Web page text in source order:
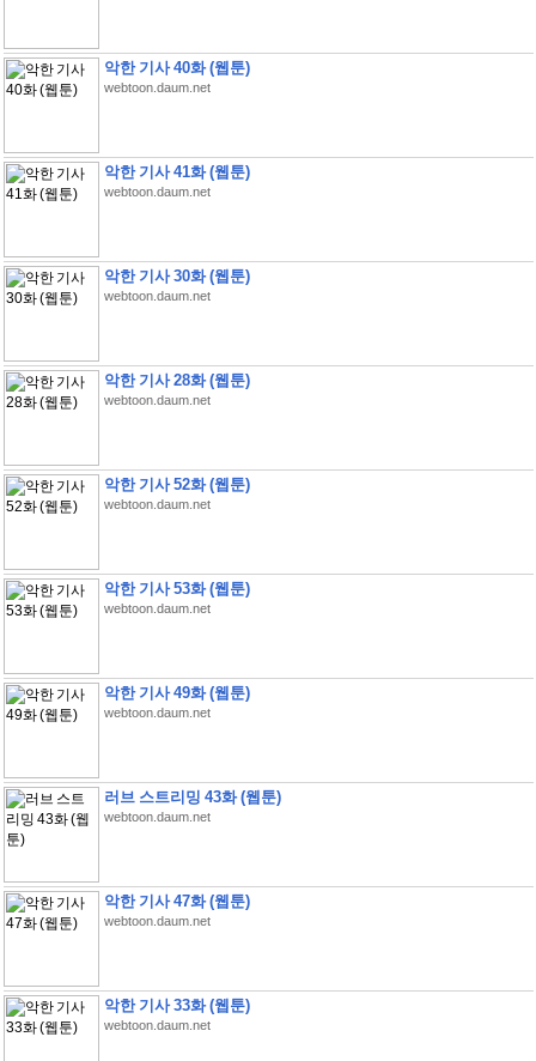
악한 기사 40화 (웹툰)
webtoon.daum.net
악한 기사 41화 (웹툰)
webtoon.daum.net
악한 기사 30화 (웹툰)
webtoon.daum.net
악한 기사 28화 (웹툰)
webtoon.daum.net
악한 기사 52화 (웹툰)
webtoon.daum.net
악한 기사 53화 (웹툰)
webtoon.daum.net
악한 기사 49화 (웹툰)
webtoon.daum.net
러브 스트리밍 43화 (웹툰)
webtoon.daum.net
악한 기사 47화 (웹툰)
webtoon.daum.net
악한 기사 33화 (웹툰)
webtoon.daum.net